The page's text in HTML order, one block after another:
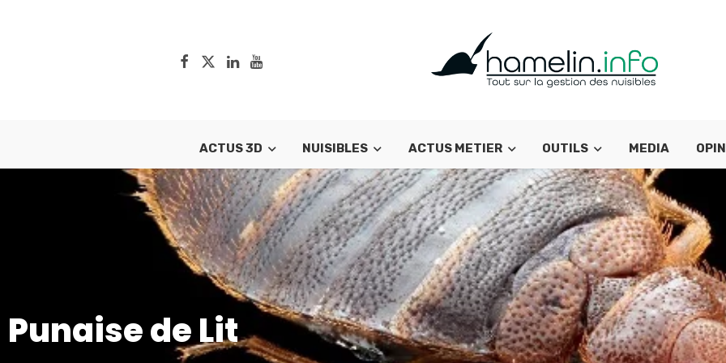
ACTUS 3D NUISIBLES ACTUS METIER OUTILS MEDIA
Punaise de Lit